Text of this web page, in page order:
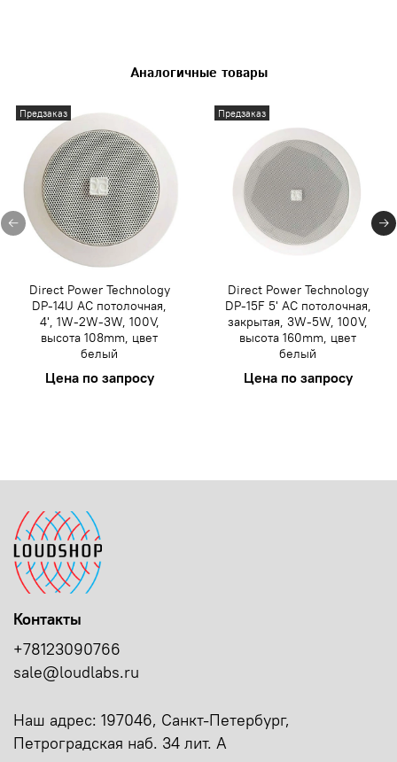
Аналогичные товары
Предзаказ
Direct Power Technology
DP-14U АС потолочная,
4', 1W-2W-3W, 100V,
высота 108mm, цвет
белый
Цена по запросу
Предзаказ
Direct Power Technology
DP-15F 5' АС потолочная,
закрытая, 3W-5W, 100V,
высота 160mm, цвет
белый
Цена по запросу
Контакты
+78123090766
sale@loudlabs.ru
Наш адрес: 197046, Санкт-Петербург,
Петроградская наб. 34 лит. А